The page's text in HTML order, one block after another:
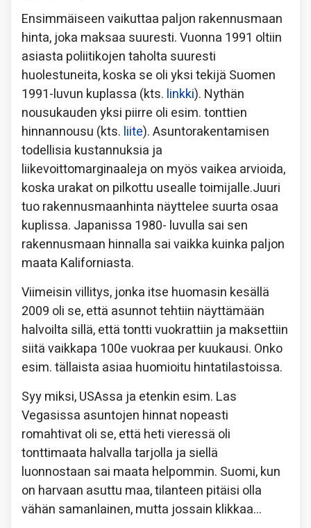
Ensimmäiseen vaikuttaa paljon rakennusmaan
hinta, joka maksaa suuresti. Vuonna 1991 oltiin
asiasta poliitikojen taholta suuresti
huolestuneita, koska se oli yksi tekijä Suomen
1991-luvun kuplassa (kts. linkki). Nythän
nousukauden yksi piirre oli esim. tonttien
hinnannousu (kts. liite). Asuntorakentamisen
todellisia kustannuksia ja
liikevoittomarginaaleja on myös vaikea arvioida,
koska urakat on pilkottu usealle toimijalle.Juuri
tuo rakennusmaanhinta näyttelee suurta osaa
kuplissa. Japanissa 1980- luvulla sai sen
rakennusmaan hinnalla sai vaikka kuinka paljon
maata Kaliforniasta.
Viimeisin villitys, jonka itse huomasin kesällä
2009 oli se, että asunnot tehtiin näyttämään
halvoilta sillä, että tontti vuokrattiin ja maksettiin
siitä vaikkapa 100e vuokraa per kuukausi. Onko
esim. tällaista asiaa huomioitu hintatilastoissa.
Syy miksi, USAssa ja etenkin esim. Las
Vegasissa asuntojen hinnat nopeasti
romahtivat oli se, että heti vieressä oli
tonttimaata halvalla tarjolla ja siellä
luonnostaan sai maata helpommin. Suomi, kun
on harvaan asuttu maa, tilanteen pitäisi olla
vähän samanlainen, mutta jossain klikkaa…